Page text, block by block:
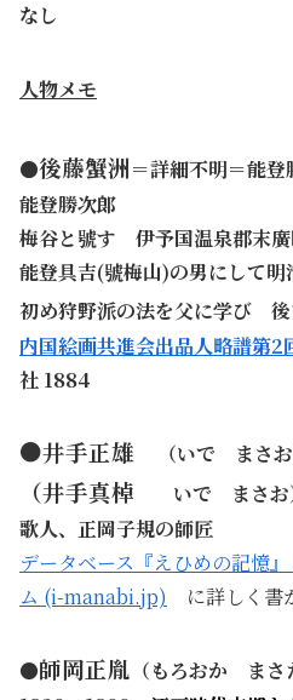
なし
人物メモ
●後藤蟹洲＝詳細不明＝能
能登勝次郞
梅谷と號す 伊予国温泉郡末廣
能登具吉(號梅山)の男にして明
初め狩野派の法を父に学び 後
内国絵画共進会出品人略譜第2
社 1884
●井手正雄 （いで まさお
（井手真棹 いで まさお
歌人、正岡子規の師匠
データベース『えひめの記憶
ム (i-manabi.jp) に詳しく書
●師岡正胤 （もろおか まさ